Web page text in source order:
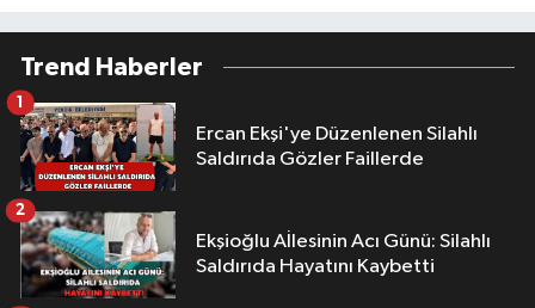
Trend Haberler
Ercan Ekşi'ye Düzenlenen Silahlı
Saldırıda Gözler Faillerde
1
Ekşioğlu Aİlesinin Acı Günü: Silahlı
Saldırıda Hayatını Kaybetti
2